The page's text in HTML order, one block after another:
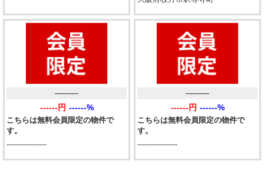
こちらは無料会員限定の物件で
す。
----------
------円 ------%
-----------------
こちらは無料会員限定の物件で
す。
----------
------円 ------%
-----------------